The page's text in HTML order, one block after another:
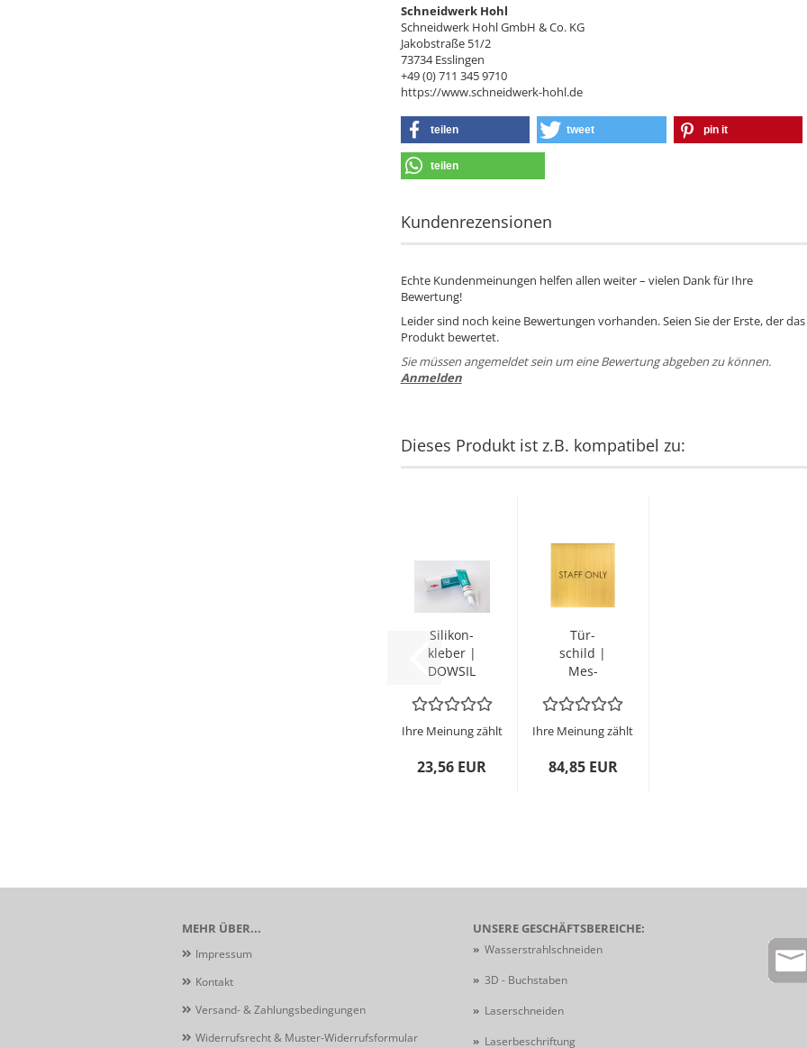
Schneidwerk Hohl
Schneidwerk Hohl GmbH & Co. KG
Jakobstraße 51/2
73734 Esslingen
+49 (0) 711 345 9710
https://www.schneidwerk-hohl.de
teilen tweet pin it
teilen
Kundenrezensionen
Echte Kundenmeinungen helfen allen weiter – vielen Dank für Ihre
Bewertung!
Leider sind noch keine Bewertungen vorhanden. Seien Sie der Erste, der das
Produkt bewertet.
Sie müssen angemeldet sein um eine Bewertung abgeben zu können.
Anmelden
Dieses Produkt ist z.B. kompatibel zu:
Si­li­kon­
kle­ber |
DOW­SIL
trans­
pa­
rent...
Ihre Meinung zählt
23,56 EUR
Tür­
schild |
Mes­
ge­
schlif­
fen |
160 x...
Ihre Meinung zählt
84,85 EUR
MEHR ÜBER...
Impressum
Kontakt
Versand- & Zahlungsbedingungen
Widerrufsrecht & Muster-Widerrufsformular
UNSERE GESCHÄFTSBEREICHE:
» Wasserstrahlschneiden
» 3D - Buchstaben
» Laserschneiden
» Laserbeschriftung